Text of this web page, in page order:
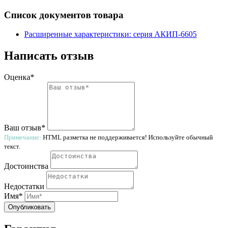
Список документов товара
Расширенные характеристики: серия АКИП-6605
Написать отзыв
Оценка*
Ваш отзыв*
Примечание: HTML разметка не поддерживается! Используйте обычный
текст.
Достоинства
Недостатки
Имя*
Опубликовать